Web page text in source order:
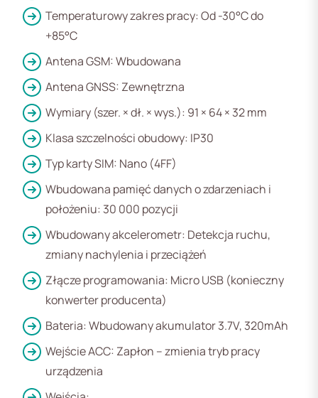
Temperaturowy zakres pracy: Od -30°C do
+85°C
Antena GSM: Wbudowana
Antena GNSS: Zewnętrzna
Wymiary (szer. × dł. × wys.): 91 × 64 × 32 mm
Klasa szczelności obudowy: IP30
Typ karty SIM: Nano (4FF)
Wbudowana pamięć danych o zdarzeniach i
położeniu: 30 000 pozycji
Wbudowany akcelerometr: Detekcja ruchu,
zmiany nachylenia i przeciążeń
Złącze programowania: Micro USB (konieczny
konwerter producenta)
Bateria: Wbudowany akumulator 3.7V, 320mAh
Wejście ACC: Zapłon – zmienia tryb pracy
urządzenia